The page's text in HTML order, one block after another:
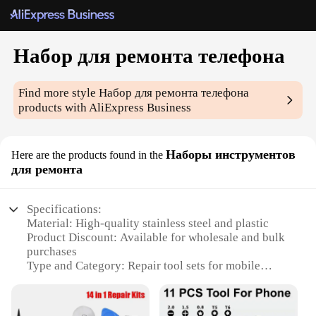
Набор для ремонта телефона
Find more styleНабор для ремонта телефона
products with AliExpress Business
Here are the products found in the Наборы инструментов
для ремонта
Specifications:
Material: High-quality stainless steel and plastic
Product Discount: Available for wholesale and bulk
purchases
Type and Category: Repair tool sets for mobile
Design and Style: Ergonomic and user-friendly